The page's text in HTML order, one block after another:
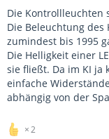
Die Kontrollleuchten
Die Beleuchtung
zumindest bis 1995
Die Helligkeit einer
sie fließt. Da im KI ja
einfache
abhängig von der
2